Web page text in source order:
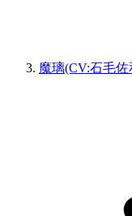
魔璃(CV:石毛佐